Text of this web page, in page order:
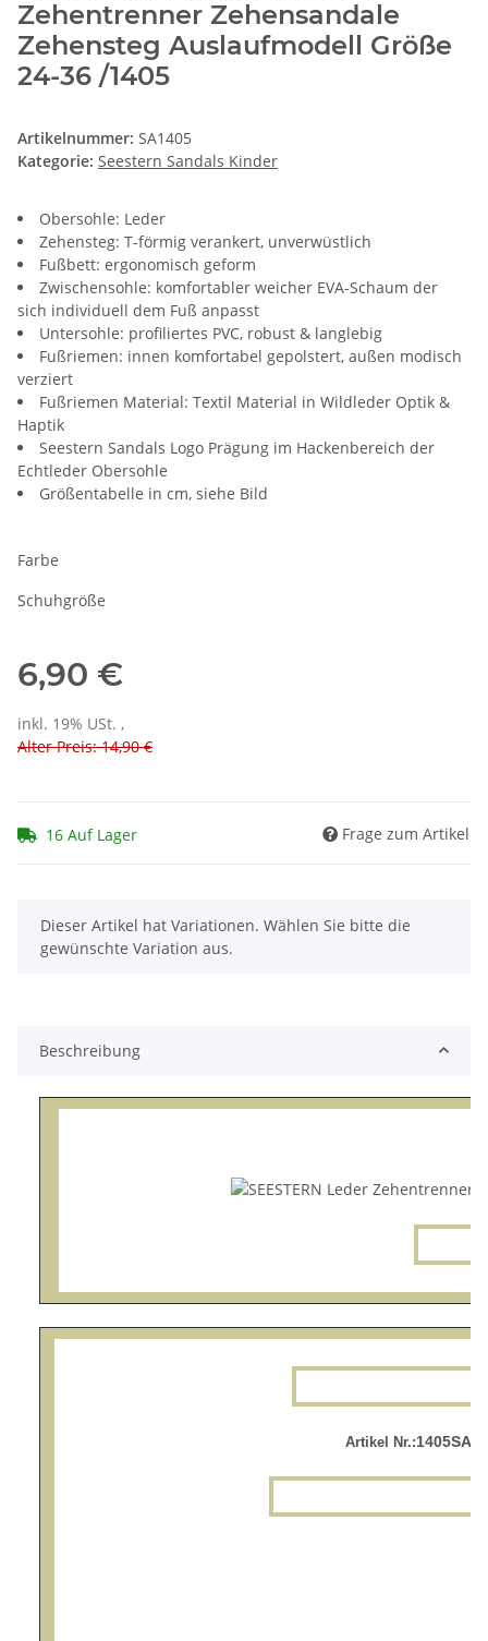
Zehentrenner Zehensandale
Zehensteg Auslaufmodell Größe
24-36 /1405
Artikelnummer: SA1405
Kategorie: Seestern Sandals Kinder
Obersohle: Leder
Zehensteg: T-förmig verankert, unverwüstlich
Fußbett: ergonomisch geform
Zwischensohle: komfortabler weicher EVA-Schaum der
sich individuell dem Fuß anpasst
Untersohle: profiliertes PVC, robust & langlebig
Fußriemen: innen komfortabel gepolstert, außen modisch
verziert
Fußriemen Material: Textil Material in Wildleder Optik &
Haptik
Seestern Sandals Logo Prägung im Hackenbereich der
Echtleder Obersohle
Größentabelle in cm, siehe Bild
Farbe
Schuhgröße
6,90 €
inkl. 19% USt. ,
Alter Preis: 14,90 €
16 Auf Lager Frage zum Artikel
x
Dieser Artikel hat Variationen. Wählen Sie bitte die
gewünschte Variation aus.
Beschreibung
Artikel Nr.: